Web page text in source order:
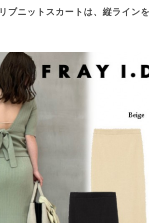
ブニットスカートは、縦ライン